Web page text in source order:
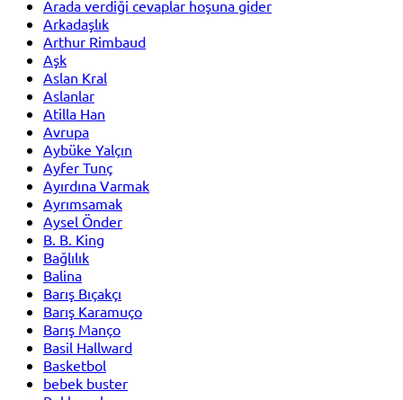
Arada verdiği cevaplar hoşuna gider
Arkadaşlık
Arthur Rimbaud
Aşk
Aslan Kral
Aslanlar
Atilla Han
Avrupa
Aybüke Yalçın
Ayfer Tunç
Ayırdına Varmak
Ayrımsamak
Aysel Önder
B. B. King
Bağlılık
Balina
Barış Bıçakçı
Barış Karamuço
Barış Manço
Basil Hallward
Basketbol
bebek buster